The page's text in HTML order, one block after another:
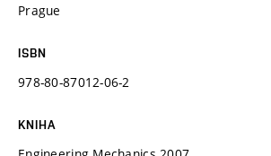
Prague
ISBN
978-80-87012-06-2
KNIHA